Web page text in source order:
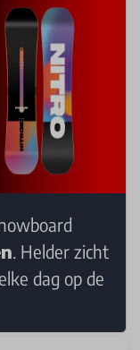
. Helder zicht
dag op de